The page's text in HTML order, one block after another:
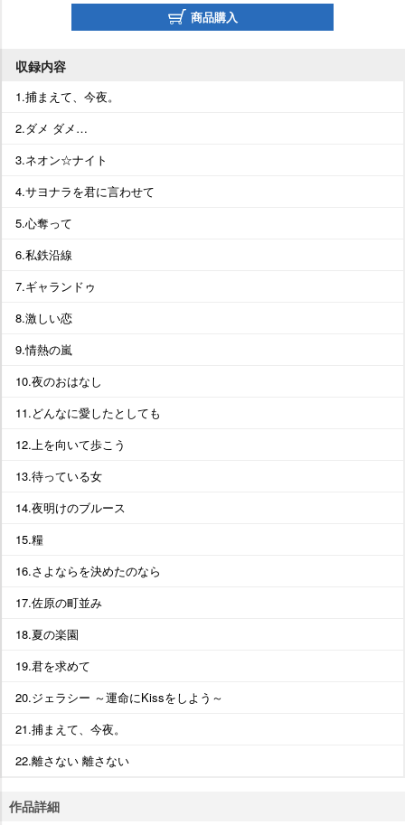
商品購入
収録内容
1.捕まえて、今夜。
2.ダメ ダメ…
3.ネオン☆ナイト
4.サヨナラを君に言わせて
5.心奪って
6.私鉄沿線
7.ギャランドゥ
8.激しい恋
9.情熱の嵐
10.夜のおはなし
11.どんなに愛したとしても
12.上を向いて歩こう
13.待っている女
14.夜明けのブルース
15.糧
16.さよならを決めたのなら
17.佐原の町並み
18.夏の楽園
19.君を求めて
20.ジェラシー ～運命にKissをしよう～
21.捕まえて、今夜。
22.離さない 離さない
作品詳細